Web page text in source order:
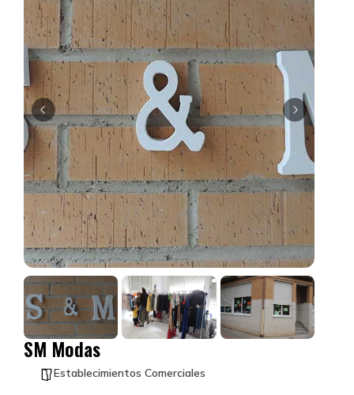
SM Modas
Establecimientos Comerciales